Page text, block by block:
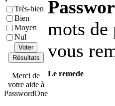
Très-bien
Bien
Moyen
Nul
Voter
Résultats
Merci de
votre aide à
PasswordOne
mots de
vous
Le remede